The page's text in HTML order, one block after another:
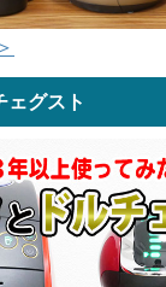
ェグスト